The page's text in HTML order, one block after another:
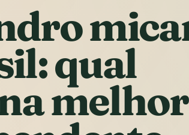
qual
melhor